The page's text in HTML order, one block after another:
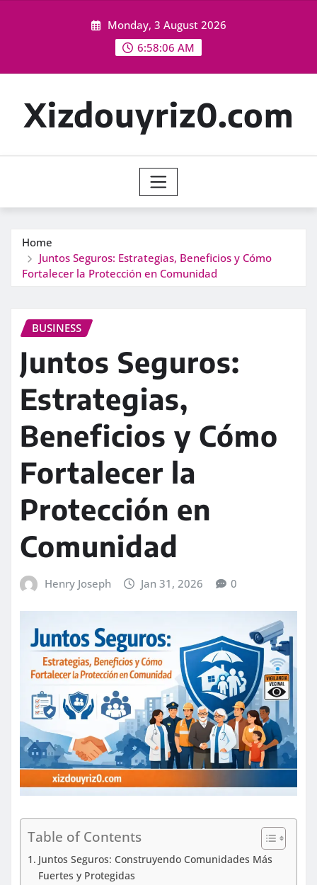
Monday, 3 August 2026
6:58:07 AM
Xizdouyriz0.com
Home
Juntos Seguros: Estrategias, Beneficios y Cómo
Fortalecer la Protección en Comunidad
BUSINESS
Juntos Seguros:
Estrategias,
Beneficios y Cómo
Fortalecer la
Protección en
Comunidad
Henry Joseph Jan 31, 2026 0
Table of Contents
Juntos Seguros: Construyendo Comunidades Más
Fuertes y Protegidas